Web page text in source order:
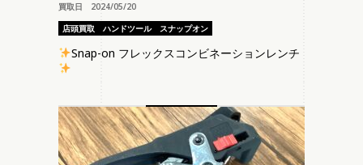
買取日 2024/05/20
店頭買取
ハンドツール スナップオン
Snap-on フレックスコンビネーションレンチ